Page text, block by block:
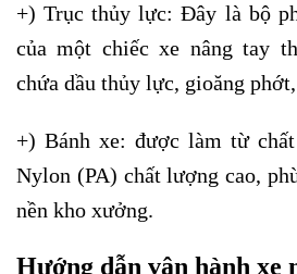
+) Trục thủy lực: Đây là bộ
của một chiếc xe nâng tay
chứa dầu thủy lực, gioăng
+) Bánh xe: được làm từ
Nylon (PA) chất lượng cao,
nền kho xưởng.
Hướng dẫn vận hành xe